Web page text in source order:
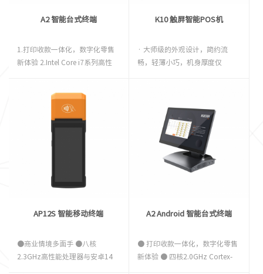
A2 智能台式终端
1.打印收款一体化，数字化零售
新体验 2.Intel Core i7系列高性
FHD全高清显示屏 5.可折叠设计
6.丰富的外设扩展接口
K10 触屏智能POS机
· 大师级的外观设计，简约流
畅，轻薄小巧，机身厚度仅
通、WIFI、蓝牙、GPS; · 性能全
线升级，界面更加人性化，操作
更流畅。
AP12S 智能移动终端
●商业情境多面手 ●八核
2.3GHz高性能处理器与安卓14
A2 Android 智能台式终端
● 打印收款一体化，数字化零售
新体验 ● 四核2.0GHz Cortex-